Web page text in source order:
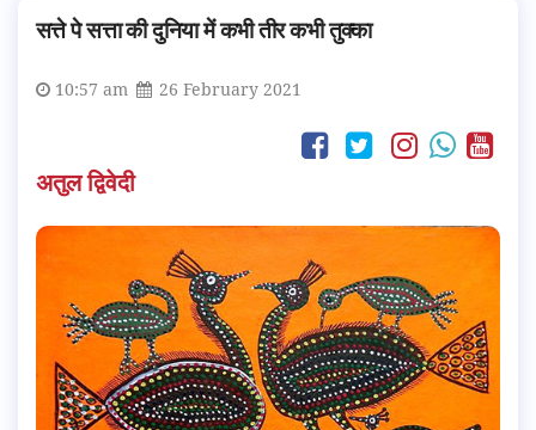
सत्ते पे सत्ता की दुनिया में कभी तीर कभी तुक्का
10:57 am 26 February 2021
अतुल द्विवेदी